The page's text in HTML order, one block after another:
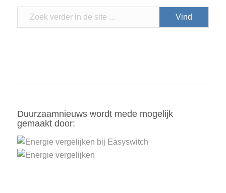
Duurzaamnieuws wordt mede mogelijk
gemaakt door: